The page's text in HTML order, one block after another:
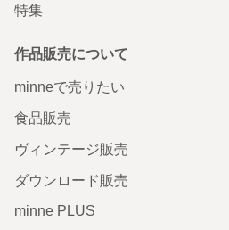
特集
作品販売について
minneで売りたい
食品販売
ヴィンテージ販売
ダウンロード販売
minne PLUS